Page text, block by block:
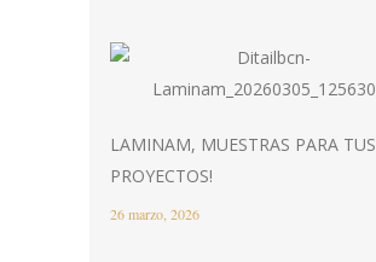
LAMINAM, MUESTRAS PARA TUS
PROYECTOS!
26 marzo, 2026